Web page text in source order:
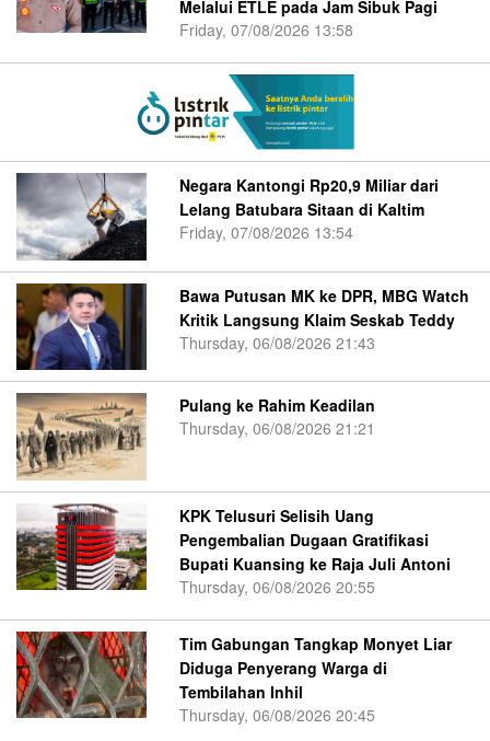
Melalui ETLE pada Jam Sibuk Pagi
Friday, 07/08/2026 13:58
Negara Kantongi Rp20,9 Miliar dari
Lelang Batubara Sitaan di Kaltim
Friday, 07/08/2026 13:54
Bawa Putusan MK ke DPR, MBG Watch
Kritik Langsung Klaim Seskab Teddy
Thursday, 06/08/2026 21:43
Pulang ke Rahim Keadilan
Thursday, 06/08/2026 21:21
KPK Telusuri Selisih Uang
Pengembalian Dugaan Gratifikasi
Bupati Kuansing ke Raja Juli Antoni
Thursday, 06/08/2026 20:55
Tim Gabungan Tangkap Monyet Liar
Diduga Penyerang Warga di
Tembilahan Inhil
Thursday, 06/08/2026 20:45